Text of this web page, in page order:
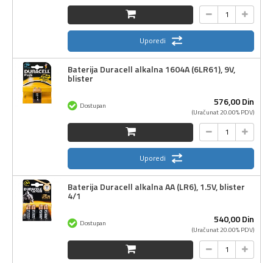
Uporedi
Baterija Duracell alkalna 1604A (6LR61), 9V,
blister
576,00Din
(Uračunat 20.00% PDV)
Dostupan
Uporedi
Baterija Duracell alkalna AA (LR6), 1.5V, blister
4/1
540,00Din
(Uračunat 20.00% PDV)
Dostupan